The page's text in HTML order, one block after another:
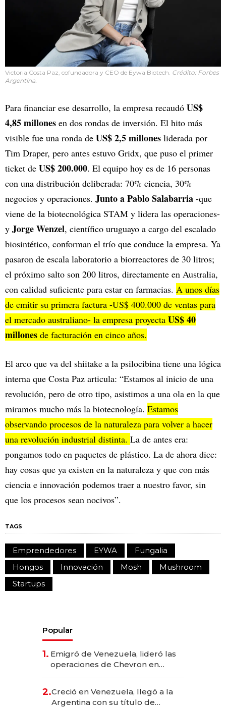
Victoria Costa Paz, cofundadora y CEO de Eywa Biotech. Crédito: Forbes
Argentina.
Para financiar ese desarrollo, la empresa recaudó US$
4,85 millones en dos rondas de inversión. El hito más
visible fue una ronda de US$ 2,5 millones liderada por
Tim Draper, pero antes estuvo Gridx, que puso el primer
ticket de US$ 200.000. El equipo hoy es de 16 personas
con una distribución deliberada: 70% ciencia, 30%
negocios y operaciones. Junto a Pablo Salabarria -que
viene de la biotecnológica STAM y lidera las operaciones-
y Jorge Wenzel, científico uruguayo a cargo del escalado
biosintético, conforman el trío que conduce la empresa. Ya
pasaron de escala laboratorio a biorreactores de 30 litros;
el próximo salto son 200 litros, directamente en Australia,
con calidad suficiente para estar en farmacias. A unos días
de emitir su primera factura -US$ 400.000 de ventas para
el mercado australiano- la empresa proyecta US$ 40
millones de facturación en cinco años.
El arco que va del shiitake a la psilocibina tiene una lógica
interna que Costa Paz articula: “Estamos al inicio de una
revolución, pero de otro tipo, asistimos a una ola en la que
miramos mucho más la biotecnología. Estamos
observando procesos de la naturaleza para volver a hacer
una revolución industrial distinta. La de antes era:
pongamos todo en paquetes de plástico. La de ahora dice:
hay cosas que ya existen en la naturaleza y que con más
ciencia e innovación podemos traer a nuestro favor, sin
que los procesos sean nocivos”.
TAGS
Emprendedores EYWA
Fungalia
Hongos
Innovación Mosh
Mushroom
Startups
Popular
1. Emigró de Venezuela, lideró las
operaciones de Chevron en
2.Creció en Venezuela, llegó a la
Argentina con su título de